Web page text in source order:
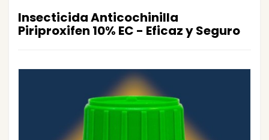
Insecticida Anticochinilla
Piriproxifen 10% EC - Eficaz y Seguro